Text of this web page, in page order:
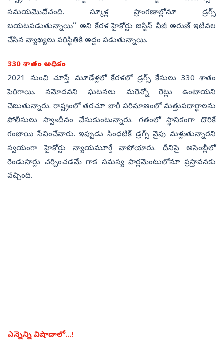
సమయమొచి్చంది. స్కూళ్ల ప్రాంగణాల్లోనూ డ్రగ్స్‌
బయటపడుతున్నాయి’’ అని కేరళ హైకోర్టు జస్టిస్‌ వీజీ అరుణ్‌ ఇటీవల
చేసిన వ్యాఖ్యలు పరిస్థితికి అద్దం పడుతున్నాయి.
330 శాతం అధికం
2021 నుంచి చూస్తే మూడేళ్లలో కేరళలో డ్రగ్స్‌ కేసులు 330 శాతం
పెరిగాయి. నమోదవని ఘటనలు మరెన్నో రెట్లు ఉంటాయని
చెబుతున్నారు. రాష్ట్రంలో తరచూ భారీ పరిమాణంలో మత్తుపదార్థాలను
పోలీసులు స్వా«దీనం చేసుకుంటున్నారు. గతంలో స్థానికంగా దొరికే
గంజాయి సేవించేవారు. ఇప్పుడు సింథటిక్‌ డ్రగ్స్‌ వైపు మళ్లుతున్నారని
స్వయంగా హైకోర్టు న్యాయమూర్తే వాపోయారు. దీనిపై అసెంబ్లీలో
రెండుసార్లు చర్చించడమే గాక సమస్య పార్లమెంటులోనూ ప్రస్తావనకు
వచ్చింది.
ఎన్నెన్ని విషాదాలో...!